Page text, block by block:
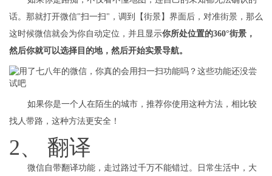
话。那就打开微信"扫一扫"，调到【街景】界面后，对准街景，那么
这时候微信就会为你自动定位，并且显示你所处位置的360°街景，
然后你就可以选择目的地，然后开始实景导航。
如果你是一个人在陌生的城市，推荐你使用这种方法，相比较
找人带路，这种方法更安全！
2、 翻译
微信自带翻译功能，走过路过千万不能错过。日常生活中，大